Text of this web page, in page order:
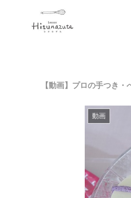
【動画】プロの手つき
動画